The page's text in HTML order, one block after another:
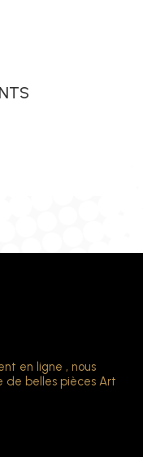
en ligne , nous
de belles pièces Art